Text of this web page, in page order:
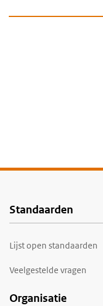
Voet
Standaarden
Lijst open standaarden
Veelgestelde vragen
Organisatie